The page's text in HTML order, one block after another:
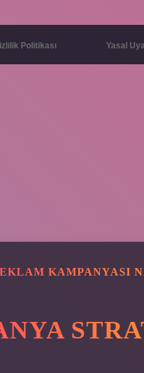
Politikası Yasal
KAMPANYASI